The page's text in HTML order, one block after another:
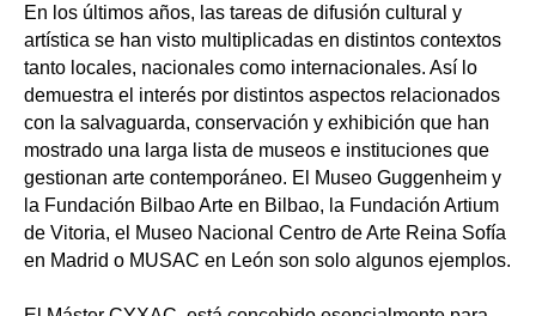
En los últimos años, las tareas de difusión cultural y
artística se han visto multiplicadas en distintos contextos
tanto locales, nacionales como internacionales. Así lo
demuestra el interés por distintos aspectos relacionados
con la salvaguarda, conservación y exhibición que han
mostrado una larga lista de museos e instituciones que
gestionan arte contemporáneo. El Museo Guggenheim y
la Fundación Bilbao Arte en Bilbao, la Fundación Artium
de Vitoria, el Museo Nacional Centro de Arte Reina Sofía
en Madrid o MUSAC en León son solo algunos ejemplos.